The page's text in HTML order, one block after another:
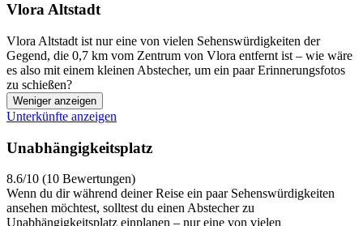
Vlora Altstadt
Vlora Altstadt ist nur eine von vielen Sehenswürdigkeiten der
Gegend, die 0,7 km vom Zentrum von Vlora entfernt ist – wie wäre
es also mit einem kleinen Abstecher, um ein paar Erinnerungsfotos
zu schießen?
Weniger anzeigen
Unterkünfte anzeigen
Unabhängigkeitsplatz
8.6/10 (10 Bewertungen)
Wenn du dir während deiner Reise ein paar Sehenswürdigkeiten
ansehen möchtest, solltest du einen Abstecher zu
Unabhängigkeitsplatz einplanen – nur eine von vielen